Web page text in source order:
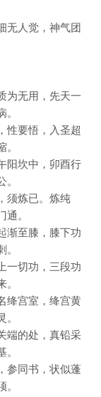
无人觉，神气团
为无用，先天一
性要悟，入圣超
阳坎中，卯酉行
须炼已。炼纯
。
渐至膝，膝下功
一切功，三段功
绛宫室，绛宫黄
端的处，真铅采
参同书，状似蓬